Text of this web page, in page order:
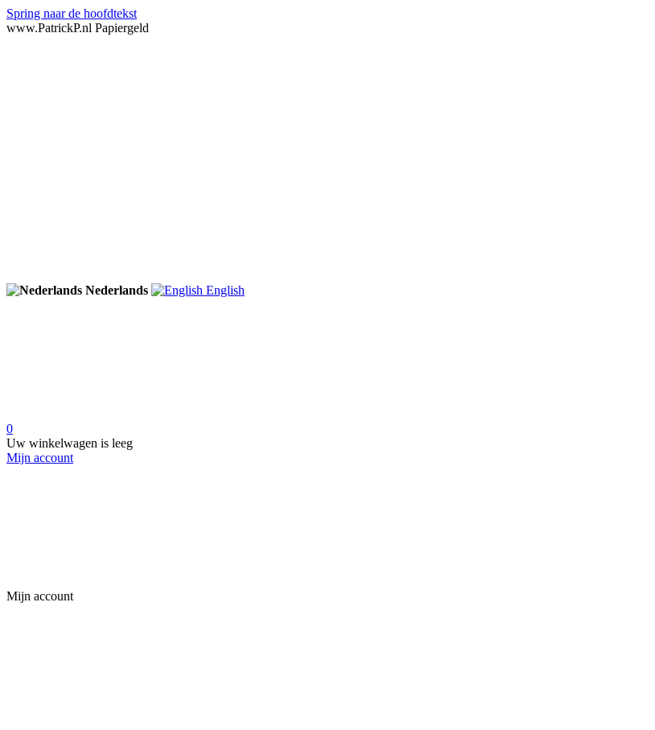
Spring naar de hoofdtekst
www.PatrickP.nl Papiergeld
Nederlands English
0
Uw winkelwagen is leeg
Mijn account
Mijn account